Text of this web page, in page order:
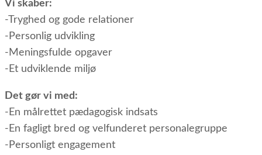
Vi skaber:
-Tryghed og gode relationer
-Personlig udvikling
-Meningsfulde opgaver
-Et udviklende miljø
Det gør vi med:
-En målrettet pædagogisk indsats
-En fagligt bred og velfunderet personalegruppe
-Personligt engagement